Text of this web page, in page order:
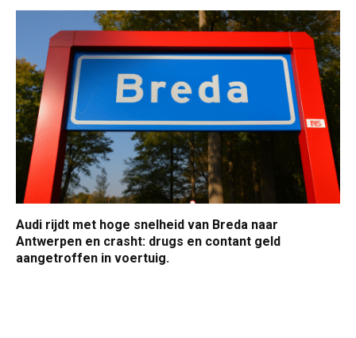
Audi rijdt met hoge snelheid van Breda naar
Antwerpen en crasht: drugs en contant geld
aangetroffen in voertuig.